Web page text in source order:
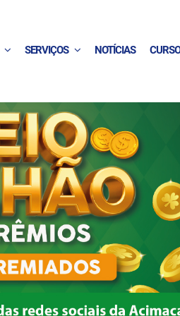
SERVIÇOS NOTÍCIAS